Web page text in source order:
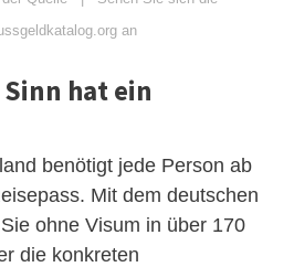
an
hat ein
benötigt jede Person ab
Mit dem deutschen
ohne Visum in über 170
die konkreten